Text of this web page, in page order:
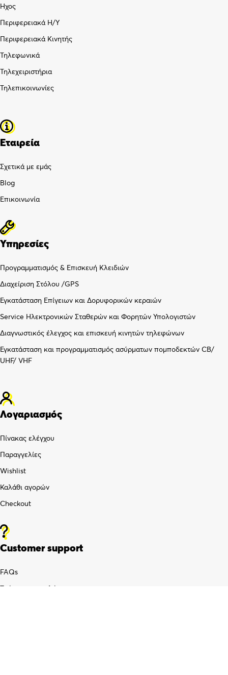
Ήχος
Περιφερειακά Η/Υ
Περιφερειακά Κινητής
Τηλεφωνικά
Τηλεχειριστήρια
Τηλεπικοινωνίες
Εταιρεία
Σχετικά με εμάς
Blog
Επικοινωνία
Υπηρεσίες
Προγραμματισμός & Επισκευή Κλειδιών
Διαχείριση Στόλου /GPS
Εγκατάσταση Επίγειων και Δορυφορικών κεραιών
Service Ηλεκτρονικών Σταθερών και Φορητών Υπολογιστών
Διαγνωστικός έλεγχος και επισκευή κινητών τηλεφώνων
Εγκατάσταση και προγραμματισμός ασύρματων πομποδεκτών CB/
UHF/ VHF
Λογαριασμός
Πίνακας ελέγχου
Παραγγελίες
Wishlist
Καλάθι αγορών
Checkout
Customer support
FAQs
Τρόποι αποστολής